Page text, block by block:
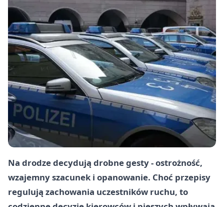
Na drodze decydują drobne gesty - ostrożność,
wzajemny szacunek i opanowanie. Choć przepisy
regulują zachowania uczestników ruchu, to